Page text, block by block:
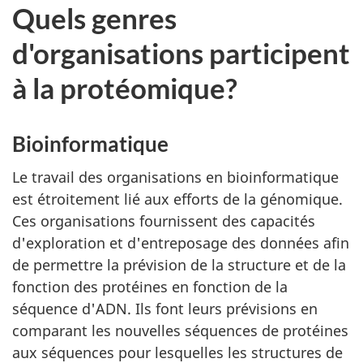
Quels genres
d'organisations participent
à la protéomique?
Bioinformatique
Le travail des organisations en bioinformatique
est étroitement lié aux efforts de la génomique.
Ces organisations fournissent des capacités
d'exploration et d'entreposage des données afin
de permettre la prévision de la structure et de la
fonction des protéines en fonction de la
séquence d'ADN. Ils font leurs prévisions en
comparant les nouvelles séquences de protéines
aux séquences pour lesquelles les structures de